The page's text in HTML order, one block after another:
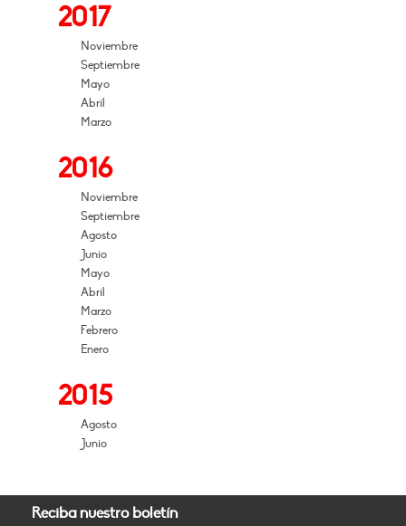
2017
Noviembre
Septiembre
Mayo
Abril
Marzo
2016
Noviembre
Septiembre
Agosto
Junio
Mayo
Abril
Marzo
Febrero
Enero
2015
Agosto
Junio
Reciba nuestro boletín